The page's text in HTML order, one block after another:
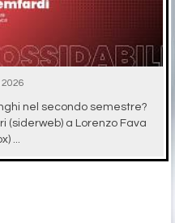
2026
nel secondo semestre?
(siderweb) a Lorenzo Fava
...